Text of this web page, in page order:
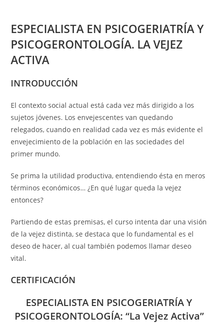
ESPECIALISTA EN PSICOGERIATRÍA Y
PSICOGERONTOLOGÍA. LA VEJEZ
ACTIVA
INTRODUCCIÓN
El contexto social actual está cada vez más dirigido a los
sujetos jóvenes. Los envejescentes van quedando
relegados, cuando en realidad cada vez es más evidente el
envejecimiento de la población en las sociedades del
primer mundo.
Se prima la utilidad productiva, entendiendo ésta en meros
términos económicos… ¿En qué lugar queda la vejez
entonces?
Partiendo de estas premisas, el curso intenta dar una visión
de la vejez distinta, se destaca que lo fundamental es el
deseo de hacer, al cual también podemos llamar deseo
vital.
CERTIFICACIÓN
ESPECIALISTA EN PSICOGERIATRÍA Y
PSICOGERONTOLOGÍA: “La Vejez Activa”